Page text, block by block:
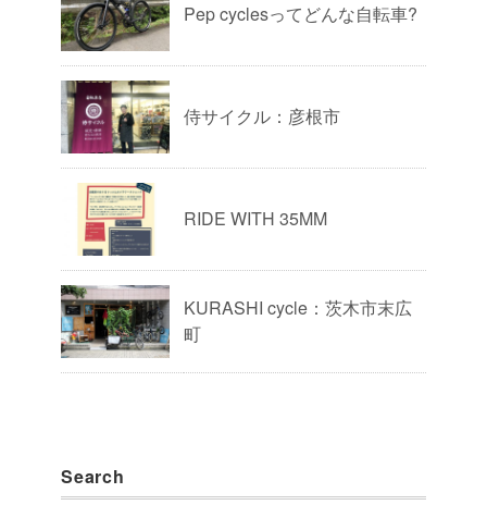
Pep cyclesってどんな自転車?
侍サイクル：彦根市
RIDE WITH 35MM
KURASHI cycle：茨木市末広
町
Search